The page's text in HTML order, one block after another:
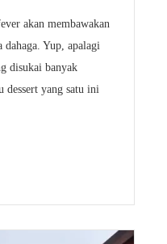
akan membawakan
dahaga. Yup, apalagi
disukai banyak
dessert yang satu ini